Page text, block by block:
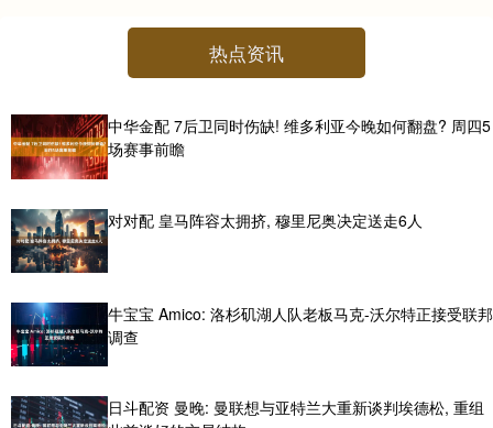
热点资讯
中华金配 7后卫同时伤缺! 维多利亚今晚如何翻盘? 周四5
场赛事前瞻
对对配 皇马阵容太拥挤, 穆里尼奥决定送走6人
牛宝宝 Amico: 洛杉矶湖人队老板马克-沃尔特正接受联邦
调查
日斗配资 曼晚: 曼联想与亚特兰大重新谈判埃德松, 重组